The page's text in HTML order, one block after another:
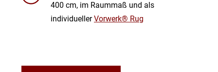
400 cm, im Raummaß und als
individuellerVorwerk® Rug